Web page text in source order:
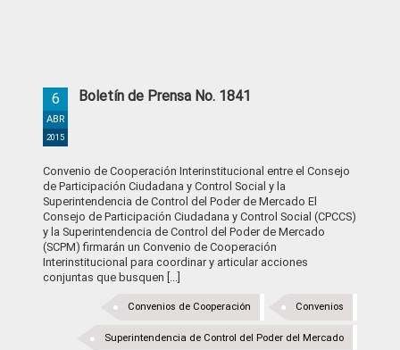
Boletín de Prensa No. 1841
6
ABR
2015
Convenio de Cooperación Interinstitucional entre el Consejo
de Participación Ciudadana y Control Social y la
Superintendencia de Control del Poder de Mercado El
Consejo de Participación Ciudadana y Control Social (CPCCS)
y la Superintendencia de Control del Poder de Mercado
(SCPM) firmarán un Convenio de Cooperación
Interinstitucional para coordinar y articular acciones
conjuntas que busquen [...]
Convenios
Convenios de Cooperación
Superintendencia de Control del Poder del Mercado